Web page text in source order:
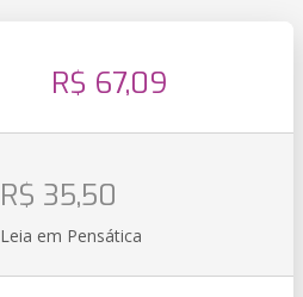
R$ 67,09
R$ 35,50
Leia em Pensática